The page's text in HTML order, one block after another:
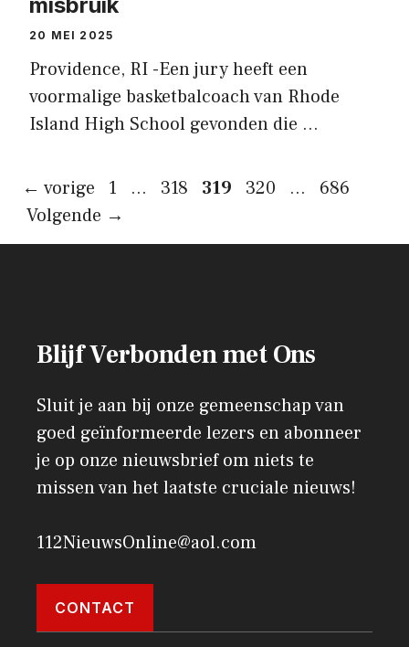
20 MEI 2025
Providence, RI -Een jury heeft een
voormalige basketbalcoach van Rhode
Island High School gevonden die …
← vorige Pagina
1 … Pagina
318 Pagina
319 Pagina
320 … Pagina
686
Volgende →
Blijf Verbonden met Ons
Sluit je aan bij onze gemeenschap van
goed geïnformeerde lezers en abonneer
je op onze nieuwsbrief om niets te
missen van het laatste cruciale nieuws!
112NieuwsOnline@aol.com
CONTACT